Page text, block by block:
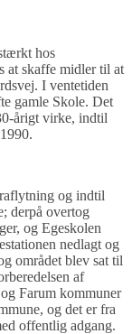
hos
at skaffe midler til at
I ventetiden
gamle Skole. Det
årigt virke, indtil
og indtil
derpå overtog
og Egeskolen
nedlagt og
området blev sat til
af
Farum kommuner
og det er fra
offentlig adgang.